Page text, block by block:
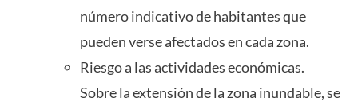
número indicativo de habitantes que
pueden verse afectados en cada zona.
Riesgo a las actividades económicas.
Sobre la extensión de la zona inundable, se